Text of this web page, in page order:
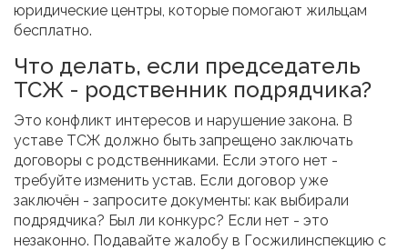
юридические центры, которые помогают жильцам
бесплатно.
Что делать, если председатель
ТСЖ - родственник подрядчика?
Это конфликт интересов и нарушение закона. В
уставе ТСЖ должно быть запрещено заключать
договоры с родственниками. Если этого нет -
требуйте изменить устав. Если договор уже
заключён - запросите документы: как выбирали
подрядчика? Был ли конкурс? Если нет - это
незаконно. Подавайте жалобу в Госжилинспекцию с